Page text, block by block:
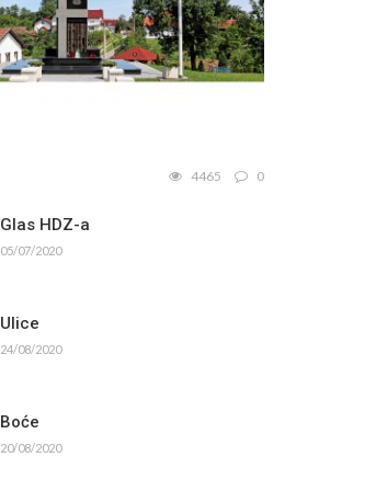
4465 0
Glas HDZ-a
05/07/2020
Ulice
24/08/2020
Boće
20/08/2020